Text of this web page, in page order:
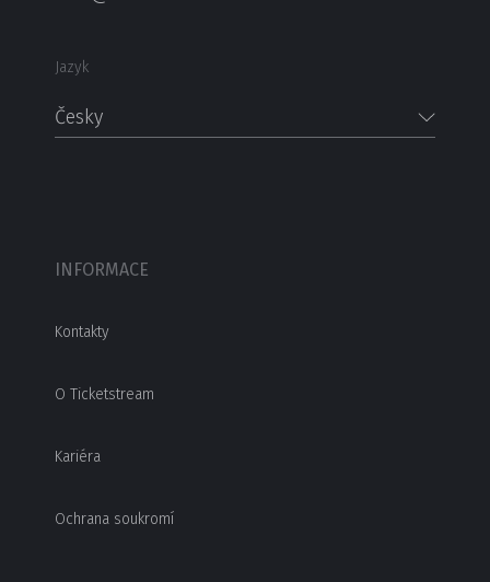
Jazyk
Česky
INFORMACE
Kontakty
O Ticketstream
Kariéra
Ochrana soukromí